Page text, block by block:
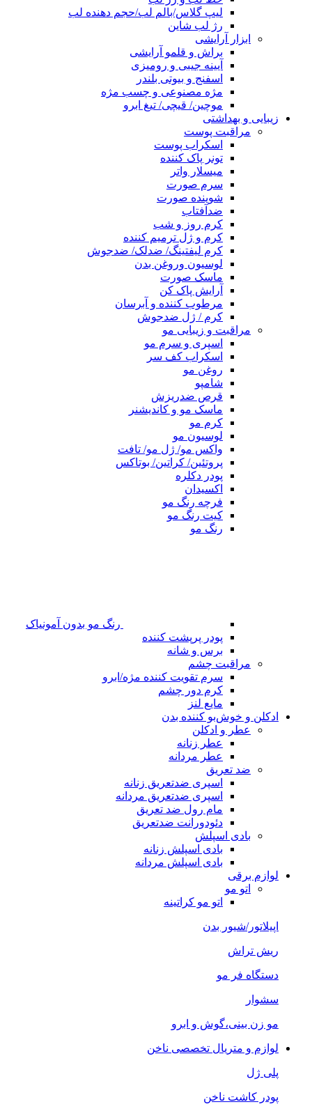
لیپ گلاس/بالم لب/حجم دهنده لب
رژ لب شاین
ابزار آرایشی
براش و قلمو آرایشی
آیینه جیبی و رومیزی
اسفنج و بیوتی بلندر
مژه مصنوعی و چسب مژه
موچین/ قیچی/ تیغ ابرو
زیبایی و بهداشتی
مراقبت پوست
اسکراب پوست
تونر پاک کننده
میسلار واتر
سرم صورت
شوینده صورت
ضدآفتاب
کرم روز و شب
کرم و ژل ترمیم کننده
کرم لیفتینگ/ ضدلک/ ضدجوش
لوسیون وروغن بدن
ماسک صورت
آرایش پاک کن
مرطوب کننده و آبرسان
کرم / ژل ضدجوش
مراقبت و زیبایی مو
اسپری و سرم مو
اسکراب کف سر
روغن مو
شامپو
قرص ضدریزش
ماسک مو و کاندیشنر
کرم مو
لوسیون مو
واکس مو/ ژل مو/ تافت
پروتئین/ کراتین/ بوتاکس
پودر دکلره
اکسیدان
فرچه رنگ مو
کیت رنگ مو
رنگ مو
رنگ مو بدون آمونیاک
پودر پرپشت کننده
برس و شانه
مراقبت چشم
سرم تقویت کننده مژه/ابرو
کرم دور چشم
مایع لنز
ادکلن و خوش‌بو کننده بدن
عطر و ادکلن
عطر زنانه
عطر مردانه
ضد تعریق
اسپری ضدتعریق زنانه
اسپری ضدتعریق مردانه
مام رول ضد تعریق
دئودورانت ضدتعریق
بادی اسپلش
بادی اسپلش زنانه
بادی اسپلش مردانه
لوازم برقی
اتو مو
اتو مو کراتینه
اپیلاتور/شیور بدن
ریش تراش
دستگاه فر مو
سشوار
مو زن بینی،گوش و ابرو
لوازم و متریال تخصصی ناخن
پلی ژل
پودر کاشت ناخن